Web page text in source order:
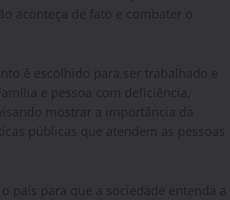
aconteça de fato e combater o
é escolhido para ser trabalhado e
e pessoa com deficiência,
mostrar a importância da
públicas que atendem as pessoas
país para que a sociedade entenda a